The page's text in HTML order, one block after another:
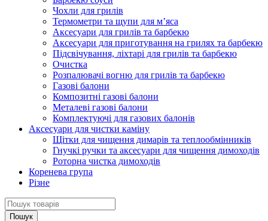
Чохли для грилів
Термометри та щупи для м’яса
Аксесуари для грилів та барбекю
Аксесуари для приготування на грилях та барбекю
Підсвічування, ліхтарі для грилів та барбекю
Очистка
Розпалювачі вогню для грилів та барбекю
Газові балони
Композитні газові балони
Металеві газові балони
Комплектуючі для газових балонів
Аксесуари для чистки каміну
Щітки для чищення димарів та теплообмінників
Гнучкі ручки та аксесуари для чищення димоходів
Роторна чистка димоходів
Коренева група
Різне